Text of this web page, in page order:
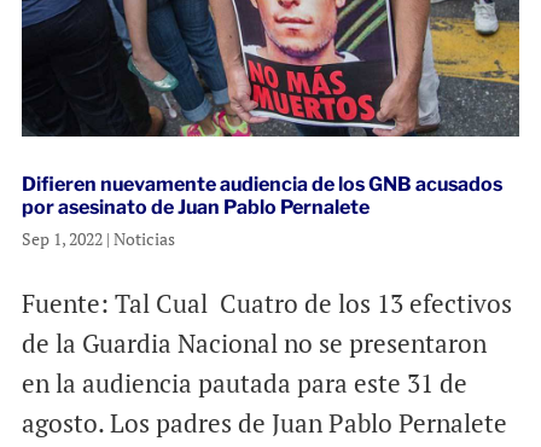
Difieren nuevamente audiencia de los GNB acusados
por asesinato de Juan Pablo Pernalete
Sep 1, 2022| Noticias
Fuente: Tal Cual Cuatro de los 13 efectivos
de la Guardia Nacional no se presentaron
en la audiencia pautada para este 31 de
agosto. Los padres de Juan Pablo Pernalete